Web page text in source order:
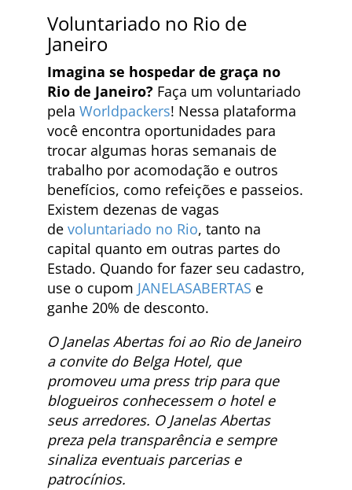
Voluntariado no Rio de
Janeiro
Imagina se hospedar de graça no
Rio de Janeiro? Faça um voluntariado
pela Worldpackers! Nessa plataforma
você encontra oportunidades para
trocar algumas horas semanais de
trabalho por acomodação e outros
benefícios, como refeições e passeios.
Existem dezenas de vagas
de voluntariado no Rio, tanto na
capital quanto em outras partes do
Estado. Quando for fazer seu cadastro,
use o cupom JANELASABERTAS e
ganhe 20% de desconto.
O Janelas Abertas foi ao Rio de Janeiro
a convite do Belga Hotel, que
promoveu uma press trip para que
blogueiros conhecessem o hotel e
seus arredores. O Janelas Abertas
preza pela transparência e sempre
sinaliza eventuais parcerias e
patrocínios.